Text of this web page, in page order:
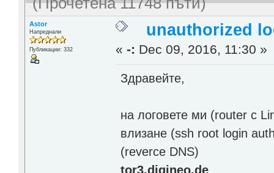
Astor
Напреднали
Публикации: 332
unauthorized
«-: Dec 09, 2016, 11:30 »
Здравейте,
на логовете ми (router с
влизане (ssh root login
(reverce DNS)
tor3.digineo.de